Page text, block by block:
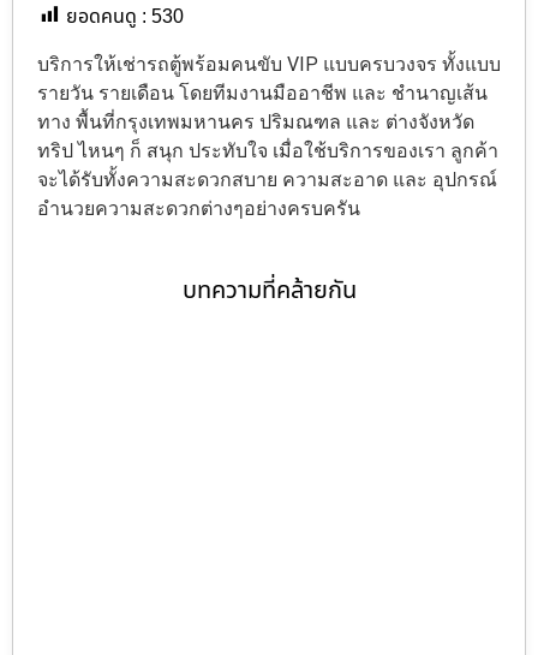
ยอดคนดู : 530
บริการให้เช่ารถตู้พร้อมคนขับ VIP แบบครบวงจร ทั้งแบบ
รายวัน รายเดือน โดยทีมงานมืออาชีพ และ ชำนาญเส้น
ทาง พื้นที่กรุงเทพมหานคร ปริมณฑล และ ต่างจังหวัด
ทริป ไหนๆ ก็ สนุก ประทับใจ เมื่อใช้บริการของเรา ลูกค้า
จะได้รับทั้งความสะดวกสบาย ความสะอาด และ อุปกรณ์
อำนวยความสะดวกต่างๆอย่างครบครัน
บทความที่คล้ายกัน